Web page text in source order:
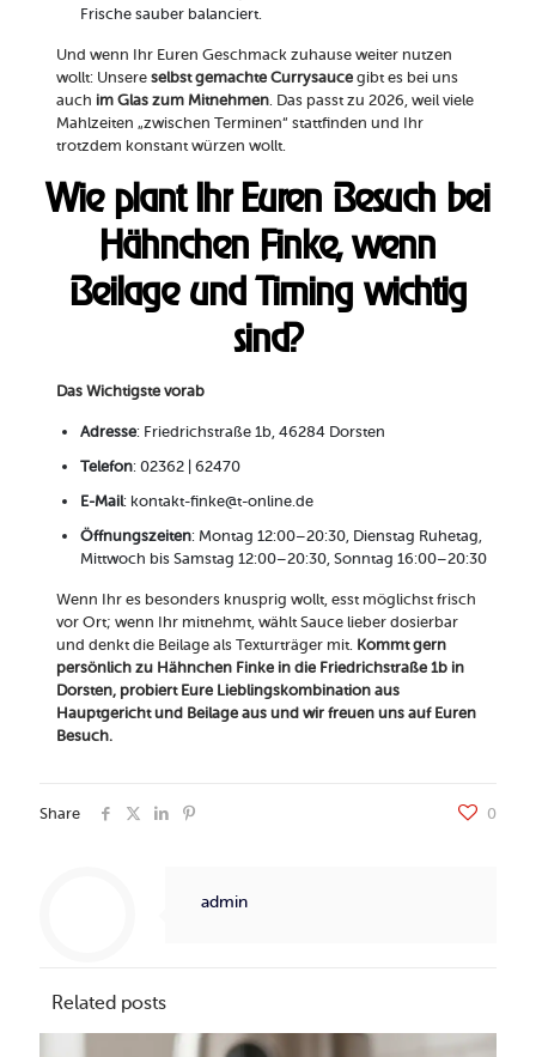
Frische sauber balanciert.
Und wenn Ihr Euren Geschmack zuhause weiter nutzen
wollt: Unsere selbst gemachte Currysaucegibt es bei uns
auch im Glas zum Mitnehmen. Das passt zu 2026, weil viele
Mahlzeiten „zwischen Terminen“ stattfinden und Ihr
trotzdem konstant würzen wollt.
Wie plant Ihr Euren Besuch bei
Hähnchen Finke, wenn
Beilage und Timing wichtig
sind?
Das Wichtigste vorab
Adresse: Friedrichstraße 1b, 46284 Dorsten
Telefon: 02362 | 62470
E-Mail: kontakt-finke@t-online.de
Öffnungszeiten: Montag 12:00–20:30, Dienstag Ruhetag,
Mittwoch bis Samstag 12:00–20:30, Sonntag 16:00–20:30
Wenn Ihr es besonders knusprig wollt, esst möglichst frisch
vor Ort; wenn Ihr mitnehmt, wählt Sauce lieber dosierbar
und denkt die Beilage als Texturträger mit. Kommt gern
persönlich zu Hähnchen Finke in die Friedrichstraße 1b in
Dorsten, probiert Eure Lieblingskombination aus
Hauptgericht und Beilage aus und wir freuen uns auf Euren
Besuch.
Share 0
admin
Related posts